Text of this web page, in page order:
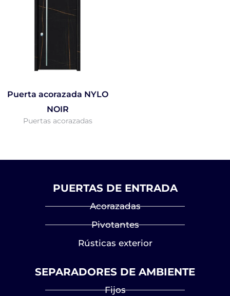
Puerta acorazada NYLO
NOIR
Puertas acorazadas
PUERTAS DE ENTRADA
Acorazadas
Pivotantes
Rústicas exterior
SEPARADORES DE AMBIENTE
Fijos